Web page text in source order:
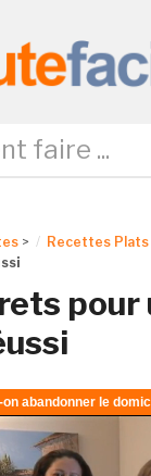
> Recettes Plats
pour